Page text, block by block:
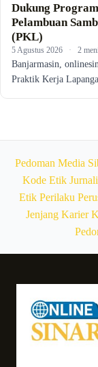
Dukung
Pelambuan
(PKL)
5 Agustus 2026 · 2
Banjarmasin,
Praktik Kerja
Pedoman Media
Kode Etik
Etik Perilaku
Jenjang Karier